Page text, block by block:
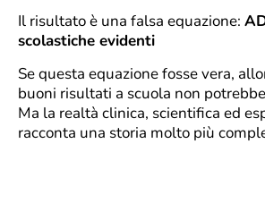
Il risultato è una falsa equazione:
scolastiche evidenti
Se questa equazione fosse vera,
buoni risultati a scuola non
Ma la realtà clinica, scientifica ed
racconta una storia molto più